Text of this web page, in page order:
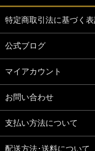
特定商取引法に基づく表
公式ブログ
マイアカウント
お問い合わせ
支払い方法について
配送方法･送料について